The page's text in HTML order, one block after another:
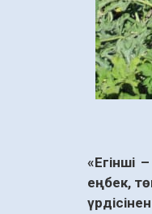
«Егінші–
еңбек,
үрдісінен